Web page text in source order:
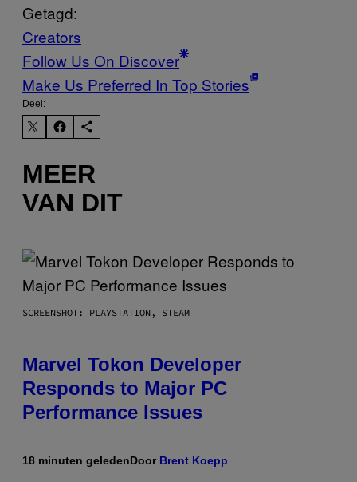
Getagd:
Creators
Follow Us On Discover
Make Us Preferred In Top Stories
Deel:
MEER
VAN DIT
SCREENSHOT: PLAYSTATION, STEAM
Marvel Tokon Developer
Responds to Major PC
Performance Issues
18 minuten geledenDoor Brent Koepp